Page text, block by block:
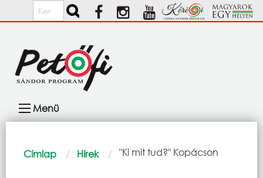
Ugrás a tartalomra
Keresés
navigáció
Menü
Morzsa
Címlap Hírek Current:
"Ki mit tud?" Kopácson